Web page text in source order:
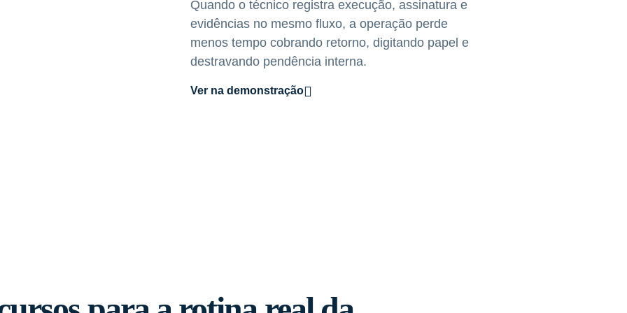
Quando o técnico registra execução, assinatura e
evidências no mesmo fluxo, a operação perde
menos tempo cobrando retorno, digitando papel e
destravando pendência interna.
Ver na demonstração